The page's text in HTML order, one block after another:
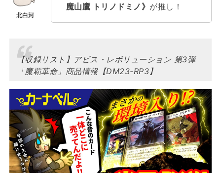
魔山鷹 トリノドミノ》 が推し！
【収録リスト】アビス・レボリューション 第3弾
「魔覇革命」商品情報【DM23-RP3】